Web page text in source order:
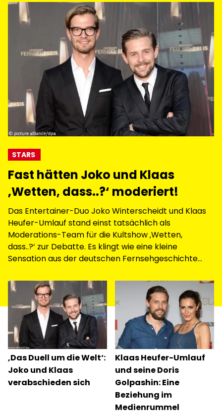
STARS
Fast hätten Joko und Klaas
‚Wetten, dass..?‘ moderiert!
Das Entertainer-Duo Joko Winterscheidt und Klaas
Heufer-Umlauf stand einst tatsächlich als
Moderations-Team für die Kultshow ‚Wetten,
dass..?‘ zur Debatte. Es klingt wie eine kleine
Sensation aus der deutschen Fernsehgeschichte
größten europäischen Unterhaltungssendung
aufgeschlagen worden. Als sich Thomas Gottschalk
im Jahr 2011 erstmals von der Moderation
verabschiedete, […]
‚Das Duell um die Welt‘:
Joko und Klaas
verabschieden sich
Klaas Heufer-Umlauf
und seine Doris
Golpashin: Eine
Beziehung im
Medienrummel